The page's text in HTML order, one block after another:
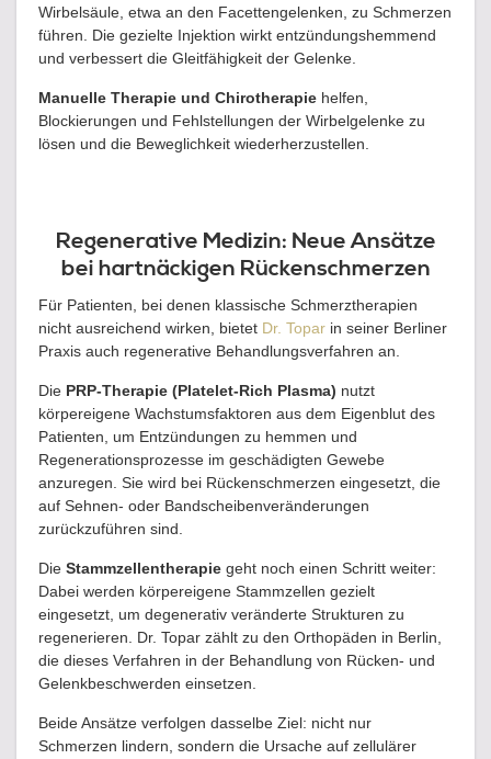
Wirbelsäule, etwa an den Facettengelenken, zu Schmerzen
führen. Die gezielte Injektion wirkt entzündungshemmend
und verbessert die Gleitfähigkeit der Gelenke.
Manuelle Therapie und Chirotherapie helfen,
Blockierungen und Fehlstellungen der Wirbelgelenke zu
lösen und die Beweglichkeit wiederherzustellen.
Regenerative Medizin: Neue Ansätze
bei hartnäckigen Rückenschmerzen
Für Patienten, bei denen klassische Schmerztherapien
nicht ausreichend wirken, bietet Dr. Topar in seiner Berliner
Praxis auch regenerative Behandlungsverfahren an.
Die PRP-Therapie (Platelet-Rich Plasma) nutzt
körpereigene Wachstumsfaktoren aus dem Eigenblut des
Patienten, um Entzündungen zu hemmen und
Regenerationsprozesse im geschädigten Gewebe
anzuregen. Sie wird bei Rückenschmerzen eingesetzt, die
auf Sehnen- oder Bandscheibenveränderungen
zurückzuführen sind.
Die Stammzellentherapie geht noch einen Schritt weiter:
Dabei werden körpereigene Stammzellen gezielt
eingesetzt, um degenerativ veränderte Strukturen zu
regenerieren. Dr. Topar zählt zu den Orthopäden in Berlin,
die dieses Verfahren in der Behandlung von Rücken- und
Gelenkbeschwerden einsetzen.
Beide Ansätze verfolgen dasselbe Ziel: nicht nur
Schmerzen lindern, sondern die Ursache auf zellulärer